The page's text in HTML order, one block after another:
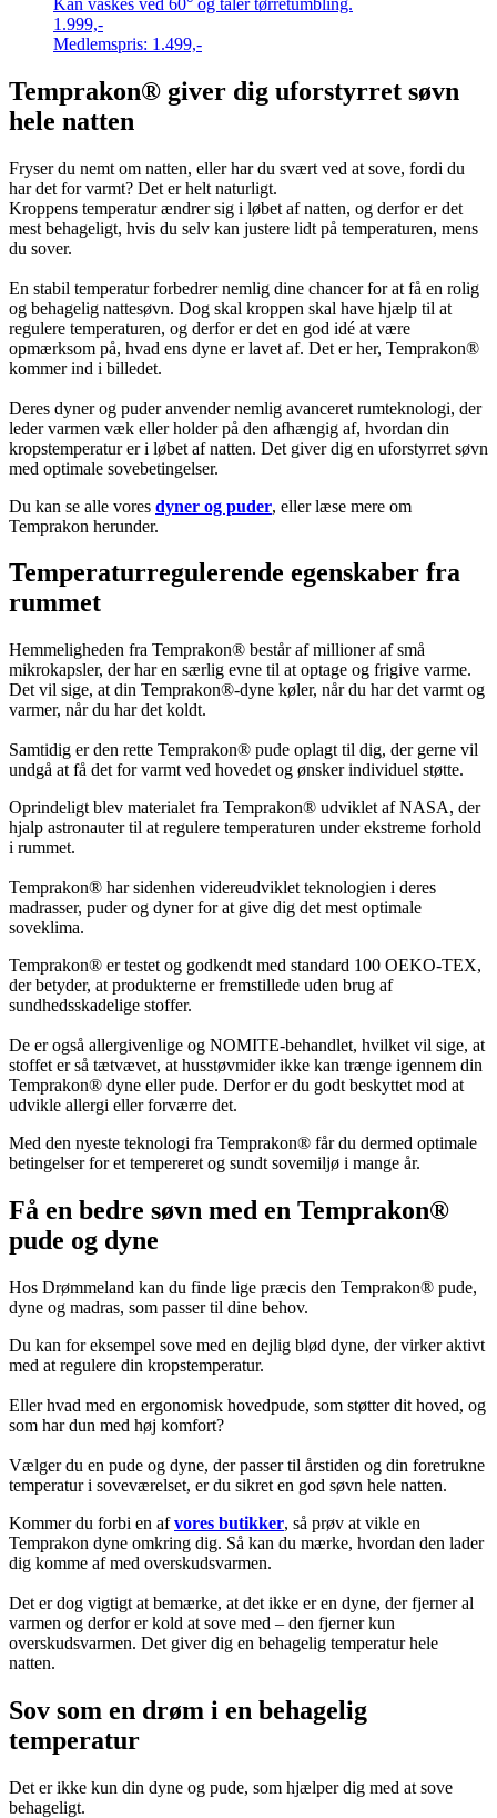
1.999,-
Medlemspris: 1.499,-
Temprakon® giver dig uforstyrret søvn
hele natten
Fryser du nemt om natten, eller har du svært ved at sove, fordi du
har det for varmt? Det er helt naturligt.
Kroppens temperatur ændrer sig i løbet af natten, og derfor er det
mest behageligt, hvis du selv kan justere lidt på temperaturen, mens
du sover.
En stabil temperatur forbedrer nemlig dine chancer for at få en rolig
og behagelig nattesøvn. Dog skal kroppen skal have hjælp til at
regulere temperaturen, og derfor er det en god idé at være
opmærksom på, hvad ens dyne er lavet af. Det er her, Temprakon®
kommer ind i billedet.
Deres dyner og puder anvender nemlig avanceret rumteknologi, der
leder varmen væk eller holder på den afhængig af, hvordan din
kropstemperatur er i løbet af natten. Det giver dig en uforstyrret søvn
med optimale sovebetingelser.
Du kan se alle vores dyner og puder, eller læse mere om
Temprakon herunder.
Temperaturregulerende egenskaber fra
rummet
Hemmeligheden fra Temprakon® består af millioner af små
mikrokapsler, der har en særlig evne til at optage og frigive varme.
Det vil sige, at din Temprakon®-dyne køler, når du har det varmt og
varmer, når du har det koldt.
Samtidig er den rette Temprakon® pude oplagt til dig, der gerne vil
undgå at få det for varmt ved hovedet og ønsker individuel støtte.
Oprindeligt blev materialet fra Temprakon® udviklet af NASA, der
hjalp astronauter til at regulere temperaturen under ekstreme forhold
i rummet.
Temprakon® har sidenhen videreudviklet teknologien i deres
madrasser, puder og dyner for at give dig det mest optimale
soveklima.
Temprakon® er testet og godkendt med standard 100 OEKO-TEX,
der betyder, at produkterne er fremstillede uden brug af
sundhedsskadelige stoffer.
De er også allergivenlige og NOMITE-behandlet, hvilket vil sige, at
stoffet er så tætvævet, at husstøvmider ikke kan trænge igennem din
Temprakon® dyne eller pude. Derfor er du godt beskyttet mod at
udvikle allergi eller forværre det.
Med den nyeste teknologi fra Temprakon® får du dermed optimale
betingelser for et tempereret og sundt sovemiljø i mange år.
Få en bedre søvn med en Temprakon®
pude og dyne
Hos Drømmeland kan du finde lige præcis den Temprakon® pude,
dyne og madras, som passer til dine behov.
Du kan for eksempel sove med en dejlig blød dyne, der virker aktivt
med at regulere din kropstemperatur.
Eller hvad med en ergonomisk hovedpude, som støtter dit hoved, og
som har dun med høj komfort?
Vælger du en pude og dyne, der passer til årstiden og din foretrukne
temperatur i soveværelset, er du sikret en god søvn hele natten.
Kommer du forbi en afvores butikker, så prøv at vikle en
Temprakon dyne omkring dig. Så kan du mærke, hvordan den lader
dig komme af med overskudsvarmen.
Det er dog vigtigt at bemærke, at det ikke er en dyne, der fjerner al
varmen og derfor er kold at sove med – den fjerner kun
overskudsvarmen. Det giver dig en behagelig temperatur hele
natten.
Sov som en drøm i en behagelig
temperatur
Det er ikke kun din dyne og pude, som hjælper dig med at sove
behageligt.